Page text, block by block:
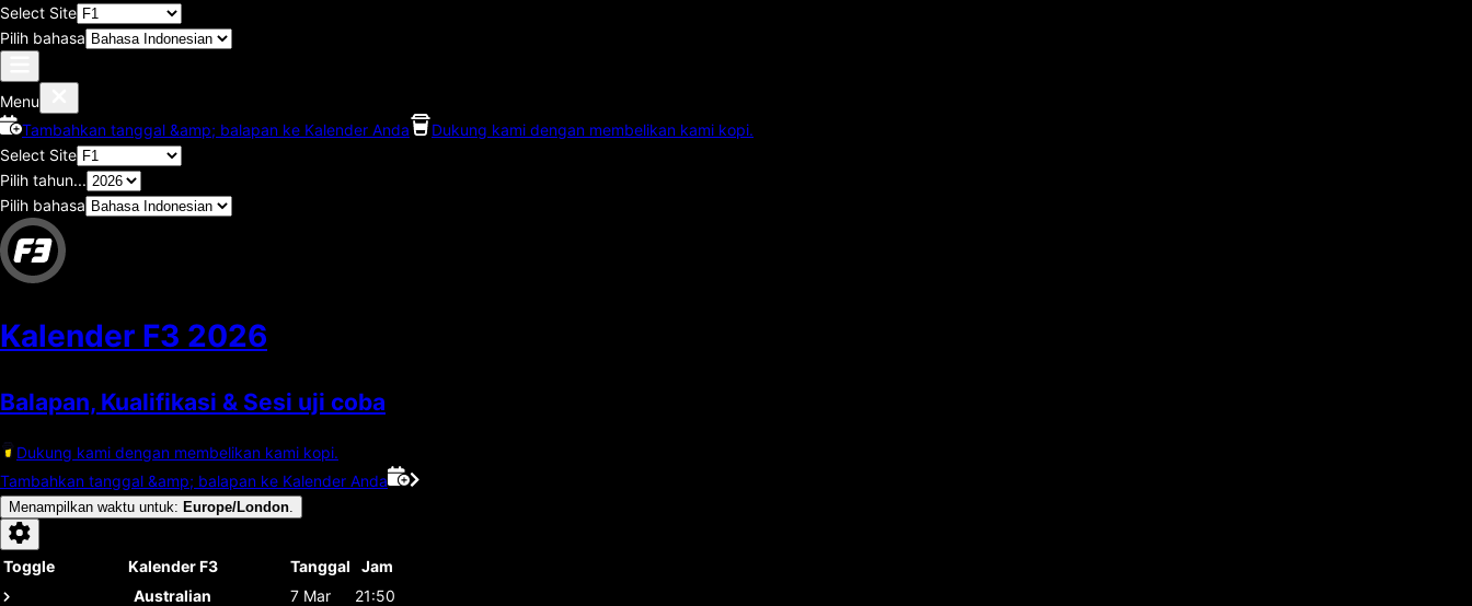
Select Site
Pilih bahasa
Menu
Tambahkan tanggal &amp; balapan ke Kalender Anda
Dukung kami dengan membelikan kami kopi.
Select Site
Pilih tahun...
Pilih bahasa
Kalender F3 2026
Balapan, Kualifikasi & Sesi uji coba
Dukung kami dengan membelikan kami kopi.
Tambahkan tanggal &amp; balapan ke Kalender Anda
Menampilkan waktu untuk: Europe/London
Toggle Kalender F3 Tanggal
Jam
Australian
7 Mar
21:50